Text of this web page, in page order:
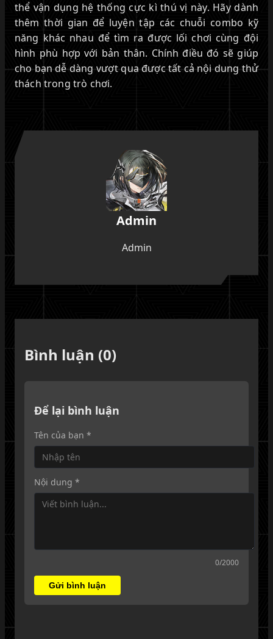
thể vận dụng hệ thống cực kì thú vị này. Hãy dành
thêm thời gian để luyện tập các chuỗi combo kỹ
năng khác nhau để tìm ra được lối chơi cùng đội
hình phù hợp với bản thân. Chính điều đó sẽ giúp
cho bạn dễ dàng vượt qua được tất cả nội dung thử
thách trong trò chơi.
Admin
Admin
Bình luận (0)
Để lại bình luận
Tên của bạn *
Nội dung *
0/2000
Gửi bình luận